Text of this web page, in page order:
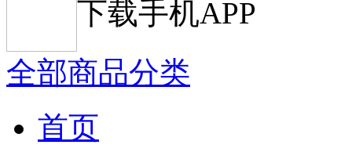
下载手机APP
全部商品分类
首页